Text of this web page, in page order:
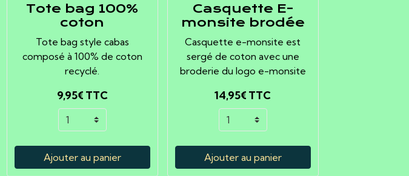
Tote bag 100%
coton
Tote bag style cabas
composé à 100% de coton
recyclé.
9,95€ TTC
Ajouter au panier
Casquette E-
monsite brodée
Casquette e-monsite est
sergé de coton avec une
broderie du logo e-monsite
14,95€ TTC
Ajouter au panier